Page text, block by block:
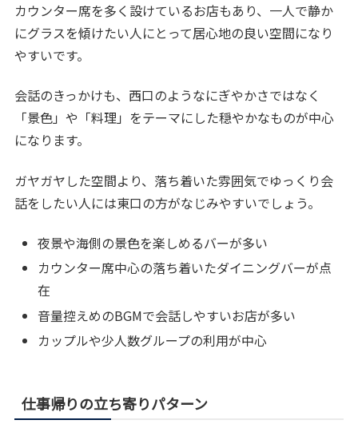
カウンター席を多く設けているお店もあり、一人で静か
にグラスを傾けたい人にとって居心地の良い空間になり
やすいです。
会話のきっかけも、西口のようなにぎやかさではなく
「景色」や「料理」をテーマにした穏やかなものが中心
になります。
ガヤガヤした空間より、落ち着いた雰囲気でゆっくり会
話をしたい人には東口の方がなじみやすいでしょう。
夜景や海側の景色を楽しめるバーが多い
カウンター席中心の落ち着いたダイニングバーが点
在
音量控えめのBGMで会話しやすいお店が多い
カップルや少人数グループの利用が中心
仕事帰りの立ち寄りパターン